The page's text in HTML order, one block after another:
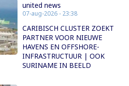
united news
07-aug-2026 - 23:38
CARIBISCH CLUSTER ZOEKT
PARTNER VOOR NIEUWE
HAVENS EN OFFSHORE-
INFRASTRUCTUUR | OOK
SURINAME IN BEELD